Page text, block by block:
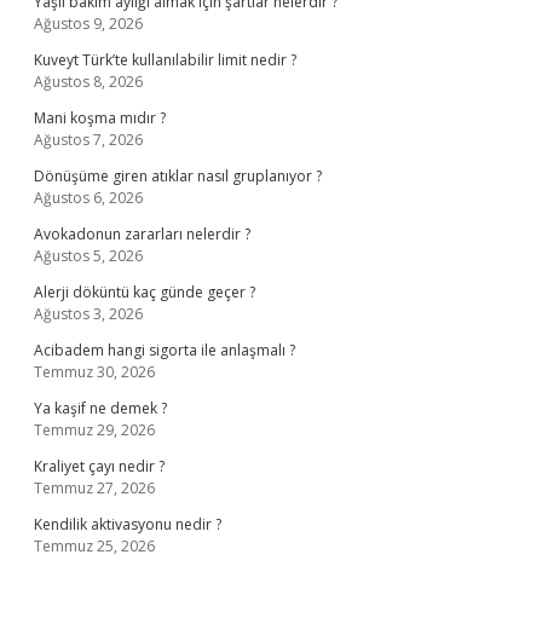
Ağustos 9, 2026
Kuveyt Türk’te kullanılabilir limit nedir ?
Ağustos 8, 2026
Mani koşma mıdır ?
Ağustos 7, 2026
Dönüşüme giren atıklar nasıl gruplanıyor ?
Ağustos 6, 2026
Avokadonun zararları nelerdir ?
Ağustos 5, 2026
Alerji döküntü kaç günde geçer ?
Ağustos 3, 2026
Acibadem hangi sigorta ile anlaşmalı ?
Temmuz 30, 2026
Ya kaşif ne demek ?
Temmuz 29, 2026
Kraliyet çayı nedir ?
Temmuz 27, 2026
Kendilik aktivasyonu nedir ?
Temmuz 25, 2026